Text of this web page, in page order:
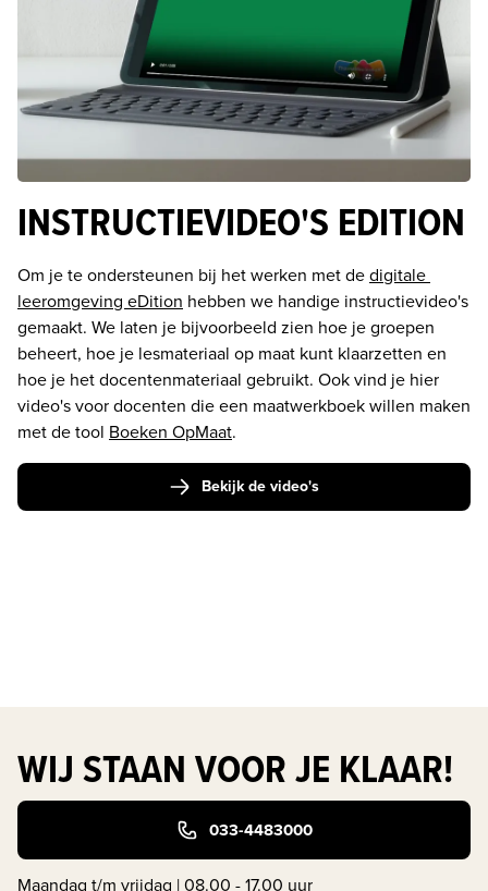
INSTRUCTIEVIDEO'S EDITION
Om je te ondersteunen bij het werken met de digitale
leeromgeving eDition hebben we handige instructievideo's
gemaakt. We laten je bijvoorbeeld zien hoe je groepen
beheert, hoe je lesmateriaal op maat kunt klaarzetten en
hoe je het docentenmateriaal gebruikt. Ook vind je hier
video's voor docenten die een maatwerkboek willen maken
met de tool Boeken OpMaat.
Bekijk de video's
WIJ STAAN VOOR JE KLAAR!
033-4483000
Maandag t/m vrijdag | 08.00 - 17.00 uur